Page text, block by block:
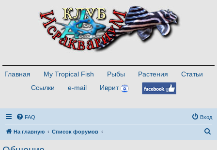
Главная My Tropical Fish Рыбы Растения
Статьи
Ссылки
e-mail Иврит
FAQ Вход
На главную Список форумов